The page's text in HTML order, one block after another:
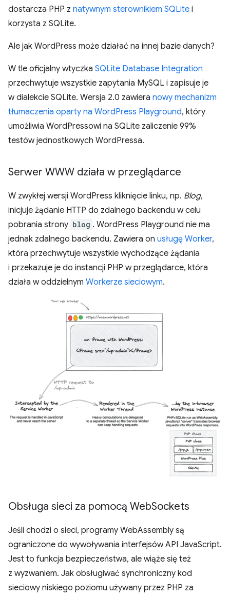
dostarcza PHP z natywnym sterownikiem SQLite i
korzysta z SQLite.
Ale jak WordPress może działać na innej bazie danych?
W tle oficjalny wtyczka SQLite Database Integration
przechwytuje wszystkie zapytania MySQL i zapisuje je
w dialekcie SQLite. Wersja 2.0 zawiera nowy mechanizm
tłumaczenia oparty na WordPress Playground, który
umożliwia WordPressowi na SQLite zaliczenie 99%
testów jednostkowych WordPressa.
Serwer WWW działa w przeglądarce
W zwykłej wersji WordPress kliknięcie linku, np. Blog,
inicjuje żądanie HTTP do zdalnego backendu w celu
pobrania strony blog . WordPress Playground nie ma
jednak zdalnego backendu. Zawiera on usługę Worker,
która przechwytuje wszystkie wychodzące żądania
i przekazuje je do instancji PHP w przeglądarce, która
działa w oddzielnym Workerze sieciowym.
Obsługa sieci za pomocą WebSockets
Jeśli chodzi o sieci, programy WebAssembly są
ograniczone do wywoływania interfejsów API JavaScript.
Jest to funkcja bezpieczeństwa, ale wiąże się też
z wyzwaniem. Jak obsługiwać synchroniczny kod
sieciowy niskiego poziomu używany przez PHP za